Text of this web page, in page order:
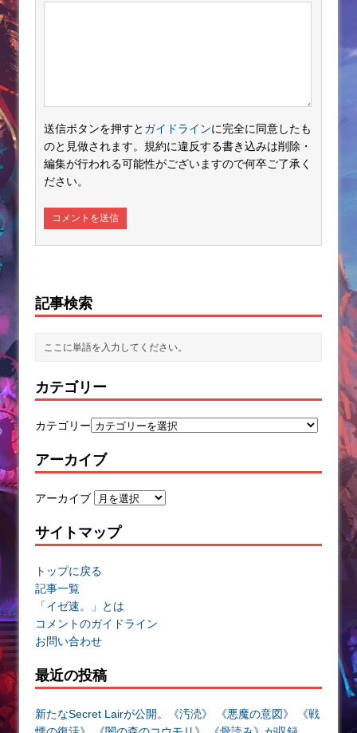
送信ボタンを押すと ガイドラインに完全に同意したも
のと見做されます。規約に違反する書き込みは削除・
編集が行われる可能性がございますので何卒ご了承く
ださい。
記事検索
カテゴリー
カテゴリー
アーカイブ
アーカイブ
サイトマップ
トップに戻る
記事一覧
「イゼ速。」とは
コメントのガイドライン
お問い合わせ
最近の投稿
新たなSecret Lairが公開。《汚涜》 《悪魔の意図》 《戦